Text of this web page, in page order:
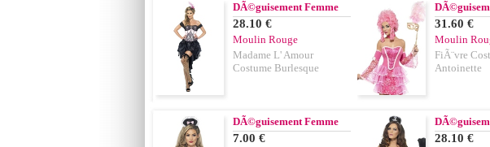
DÃ©guisement Femme
28.10 €
Moulin Rouge
Madame L' Amour
Costume Burlesque
31.60 €
Moulin
FiÃ¨vre
Antoinette
DÃ©guisement Femme
7.00 € 28.10 €